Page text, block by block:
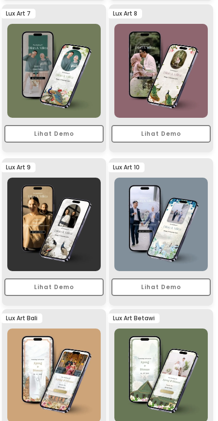
Lihat Demo
Lux Art 7
Lihat Demo
Lux Art 8
Lihat Demo
Lux Art 9
Lihat Demo
Lux Art 10
Lux Art Bali Lux Art Betawi